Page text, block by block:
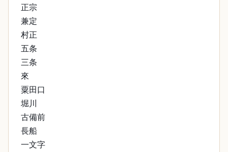
正宗
兼定
村正
五条
三条
來
粟田口
堀川
古備前
長船
一文字